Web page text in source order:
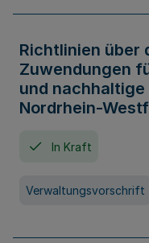
Richtlinien über
Zuwendungen
und
Nordrhein-
In Kraft
Verwaltungsvorschrift